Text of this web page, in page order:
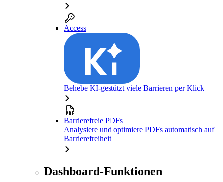
Access
Behebe KI-gestützt viele Barrieren per Klick
Barrierefreie PDFs
Analysiere und optimiere PDFs automatisch auf
Barrierefreiheit
Dashboard-Funktionen